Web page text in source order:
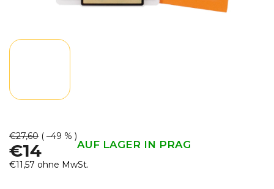
€27,60 ( –49 % )
€14 AUF LAGER IN PRAG
€11,57 ohne MwSt.